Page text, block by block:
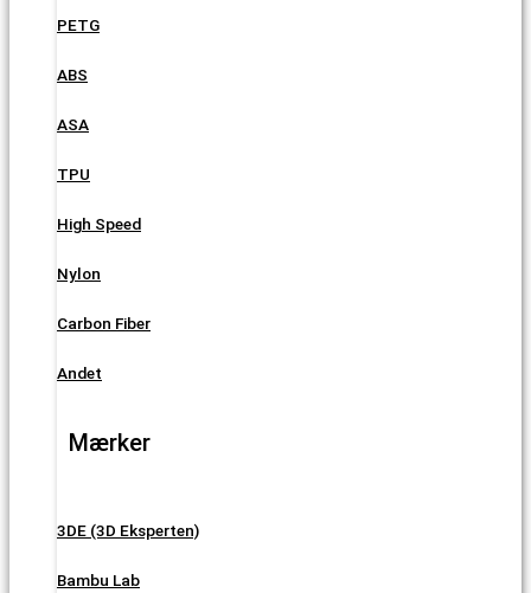
PETG
ABS
ASA
TPU
High Speed
Nylon
Carbon Fiber
Andet
Mærker
3DE (3D Eksperten)
Bambu Lab